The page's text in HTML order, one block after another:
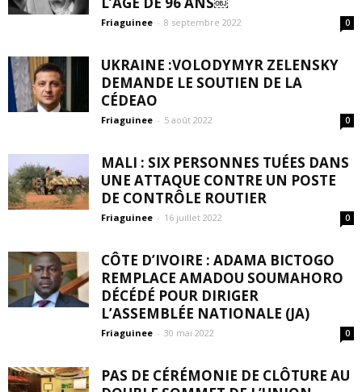
Friaguinee - 8 septembre 2022 0
UKRAINE :VOLODYMYR ZELENSKY
DEMANDE LE SOUTIEN DE LA
CÉDEAO
Friaguinee - 5 août 2022 0
MALI : SIX PERSONNES TUÉES DANS
UNE ATTAQUE CONTRE UN POSTE
DE CONTRÔLE ROUTIER
Friaguinee - 16 juillet 2022 0
CÔTE D’IVOIRE : ADAMA BICTOGO
REMPLACE AMADOU SOUMAHORO
DÉCÉDÉ POUR DIRIGER
L’ASSEMBLÉE NATIONALE (JA)
Friaguinee - 30 mai 2022 0
PAS DE CÉRÉMONIE DE CLÔTURE AU